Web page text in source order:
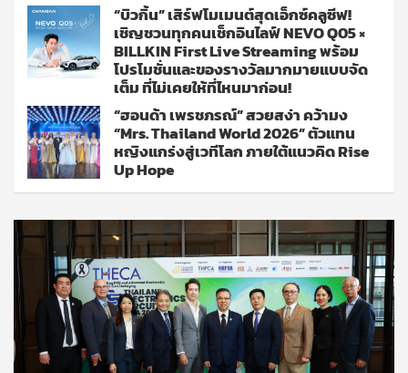
“บิวกิ้น” เสิร์ฟโมเมนต์สุดเอ็กซ์คลูซีฟ!
เชิญชวนทุกคนเช็กอินไลฟ์ NEVO Q05 ×
BILLKIN First Live Streaming พร้อม
โปรโมชั่นและของรางวัลมากมายแบบจัด
เต็ม ที่ไม่เคยให้ที่ไหนมาก่อน!
“ฮอนด้า เพรชภรณ์” สวยสง่า คว้ามง
“Mrs. Thailand World 2026” ตัวแทน
หญิงแกร่งสู่เวทีโลก ภายใต้แนวคิด Rise
Up Hope